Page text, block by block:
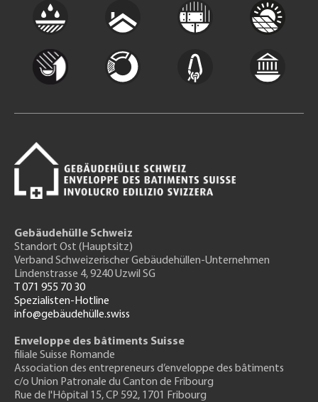
Gebäudehülle Schweiz
Standort Ost (Hauptsitz)
Verband Schweizerischer Gebäudehüllen-Unternehmen
Lindenstrasse 4, 9240 Uzwil SG
T 071 955 70 30
Spezialisten-Hotline
info@gebäudehülle.swiss
Enveloppe des bâtiments Suisse
filiale Suisse Romande
Association des entrepreneurs d’enveloppe des bâtiments
c/o Union Patronale du Canton de Fribourg
Rue de l'Hôpital 15, CP 592, 1701 Fribourg